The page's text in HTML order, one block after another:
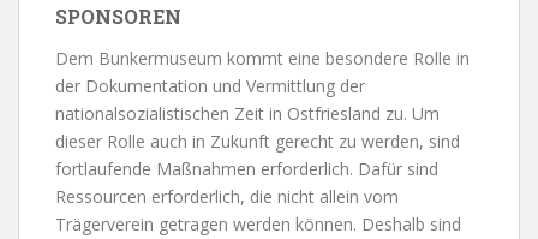
SPONSOREN
Dem Bunkermuseum kommt eine besondere Rolle in
der Dokumentation und Vermittlung der
nationalsozialistischen Zeit in Ostfriesland zu. Um
dieser Rolle auch in Zukunft gerecht zu werden, sind
fortlaufende Maßnahmen erforderlich. Dafür sind
Ressourcen erforderlich, die nicht allein vom
Trägerverein getragen werden können. Deshalb sind